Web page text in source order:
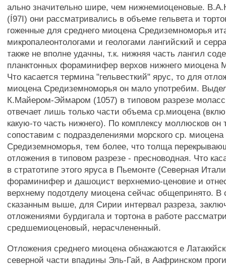
ально значительно шире, чем нижнемиоценовые.
(Í97I) они рассматривались в объеме гельвета и
гоженные для среднего миоцена Средиземноморья
микропалеонтологами и геологами лангийский и
также не вполне удачны, т.к. нижняя часть лангил
планктонных фораминифер верхов нижнего миоцена
Что касается термина "гельвесткий" ярус, то для
миоцена Средиземноморья он мало употребим.
К.Майером-Эймаром (1057) в типовом разрезе
отвечает лишь только части объема ср.миоцена
какую-то часть нижнего). По комплексу моллюсков он
сопоставим с подразделениями морского ср. миоцена
Средиземноморья, тем более, что толща
отложения в типовом разрезе - пресноводная. Что
в стратотипе этого яруса в Пьемонте (Северная
фораминифер и дашоцист верхнемио-ценовие и
верхнему подотделу миоцена сейчас общепринято. В
сказанным выше, для Сирии интервал разреза,
отложениями бурдигала и тортона в работе
средшемиоценовый, нерасчлененный.
Отложения среднего миоцена обнажаются е
северной части впадины Эль-Гай, в Аафринском